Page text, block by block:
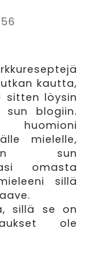
kautta,
sitten löysin
sun blogiin.
huomioni
mielelle,
sun
omasta
sillä
sillä se on
ole